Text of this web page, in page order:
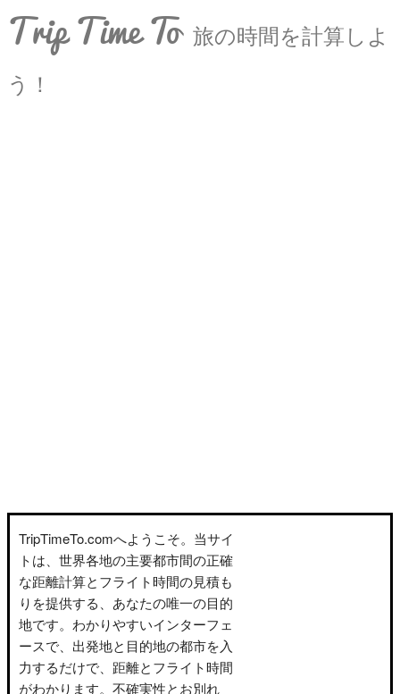
Trip Time To 旅の時間を計算しよ
う！
TripTimeTo.comへようこそ。当サイ
トは、世界各地の主要都市間の正確
な距離計算とフライト時間の見積も
りを提供する、あなたの唯一の目的
地です。わかりやすいインターフェ
ースで、出発地と目的地の都市を入
力するだけで、距離とフライト時間
がわかります。不確実性とお別れ